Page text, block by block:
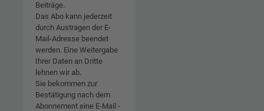
Beiträge.
Das Abo kann jederzeit
durch Austragen der E-
Mail-Adresse beendet
werden. Eine Weitergabe
Ihrer Daten an Dritte
lehnen wir ab.
Sie bekommen zur
Bestätigung nach dem
Abonnement eine E-Mail -